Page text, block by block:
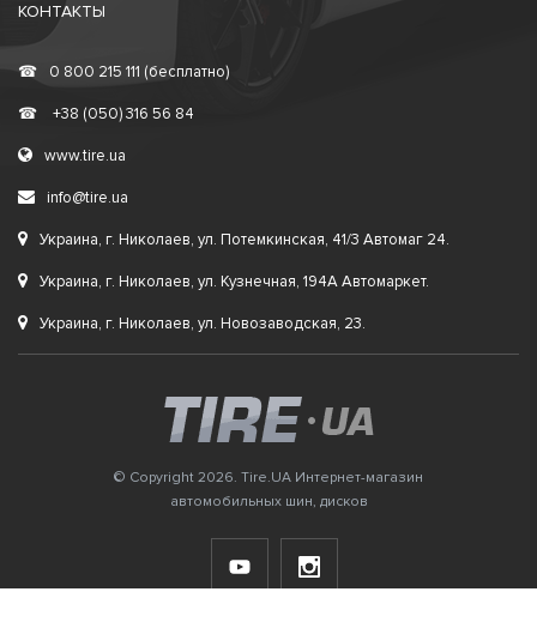
КОНТАКТЫ
☎ 0 800 215 111 (бесплатно)
☎ +38 (050) 316 56 84
www.tire.ua
info@tire.ua
Украина, г. Николаев, ул. Потемкинская, 41/3 Автомаг 24.
Украина, г. Николаев, ул. Кузнечная, 194А Автомаркет.
Украина, г. Николаев, ул. Новозаводская, 23.
© Copyright 2026. Tire.UA Интернет-магазин
автомобильных шин, дисков